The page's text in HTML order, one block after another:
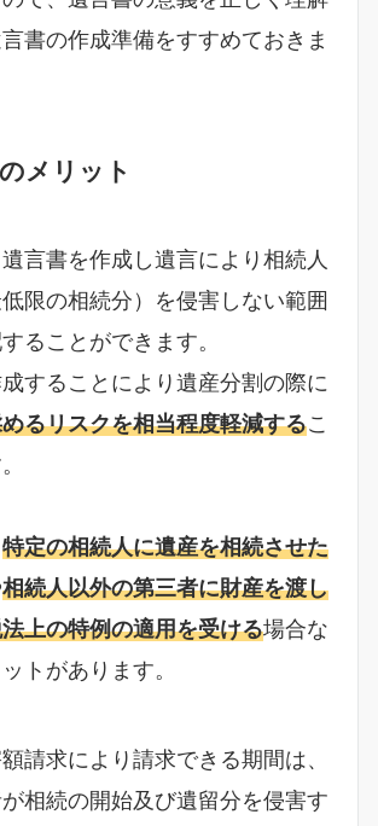
書の作成準備をすすめておきま
メリット
言書を作成し遺言により相続人
限の相続分）を侵害しない範囲
ることができます。
することにより遺産分割の際に
るリスクを相当程度軽減するこ
特定の相続人に遺産を相続させた
相続人以外の第三者に財産を渡し
上の特例の適用を受ける場合な
トがあります。
請求により請求できる期間は、
相続の開始及び遺留分を侵害す